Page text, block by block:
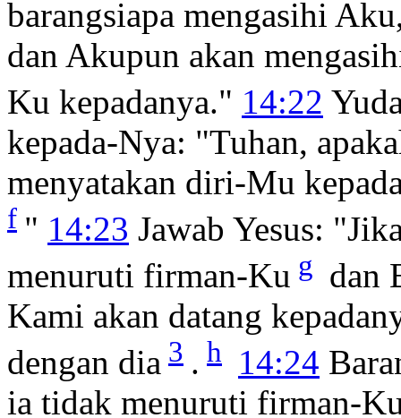
barangsiapa mengasihi
dan Akupun akan
Ku kepadanya." 14:22
kepada-Nya: "Tuhan,
menyatakan diri-Mu
f " 14:23 Jawab Yesus:
menuruti firman-Ku g dan
Kami akan datang
dengan dia 3 . h 14:24
ia tidak menuruti firman-